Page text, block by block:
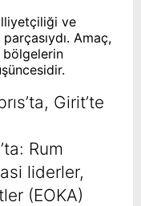
ve
parçasıydı. Amaç,
bölgelerin
Girit’te
Rum
liderler,
(EOKA)